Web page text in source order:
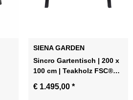
SIENA GARDEN
Sincro Gartentisch | 200 x
100 cm | Teakholz FSC®
€ 1.495,00 *